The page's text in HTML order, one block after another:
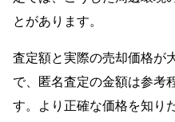
とがあります。
査定額と実際の売却価格が
で、匿名査定の金額は参考
す。より正確な価格を知り